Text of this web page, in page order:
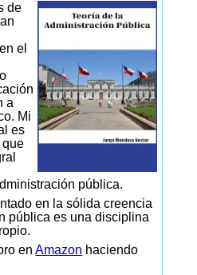
de
el
a
Mi
es
que
pública.
en la sólida creencia
pública es una disciplina
enAmazon haciendo